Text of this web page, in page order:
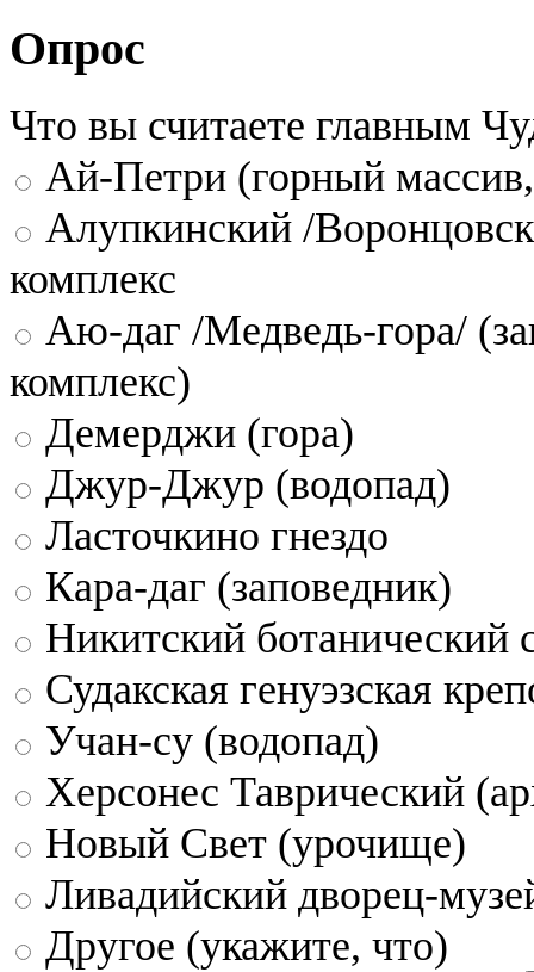
Опрос
Что вы считаете главным
Ай-Петри (горный
Алупкинский /
комплекс
Аю-даг /Медведь-гора/
комплекс)
Демерджи (гора)
Джур-Джур (водопад)
Ласточкино гнездо
Кара-даг (заповедник)
Никитский ботанический
Судакская генуэзская
Учан-су (водопад)
Херсонес Таврический
Новый Свет (урочище)
Ливадийский дворец-
Другое (укажите, что)